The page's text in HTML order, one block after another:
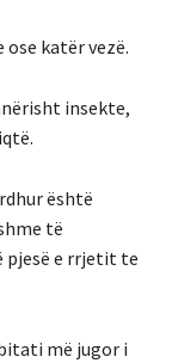
katër vezë.
insekte,
është
të
pjesë e rrjetit te
më jugor i